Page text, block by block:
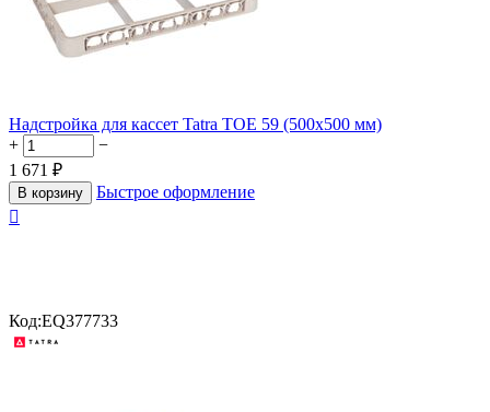
Надстройка для кассет Tatra TOE 59 (500х500 мм)
+
−
1 671 ₽
В корзину
Быстрое оформление

Код:EQ377733